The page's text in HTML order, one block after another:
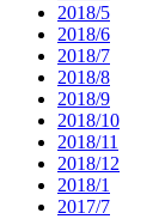
2018/5
2018/6
2018/7
2018/8
2018/9
2018/10
2018/11
2018/12
2018/1
2017/7